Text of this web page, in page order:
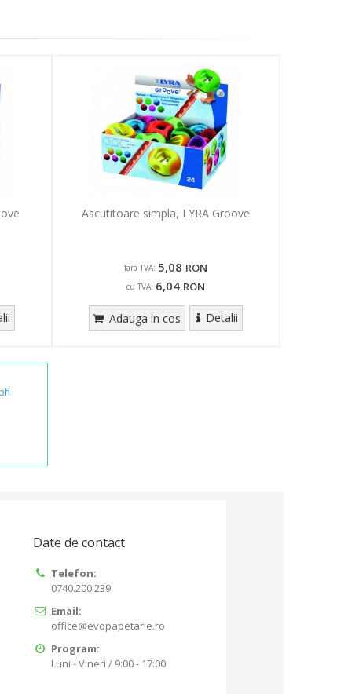
Ascutitoare simpla, LYRA Groove
fara TVA: 5,08 RON
cu TVA: 6,04 RON
Adauga in cos Detalii
Date de contact
Telefon:
0740.200.239
Email:
office@evopapetarie.ro
Program:
Luni - Vineri / 9:00 - 17:00